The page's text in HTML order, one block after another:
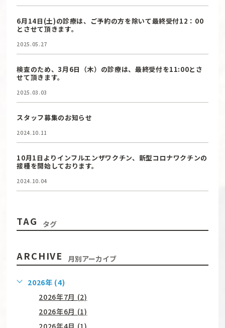
6月14日(土)の診療は、ご予約の方を除いて最終受付12：00
とさせて頂きます。
2025.05.27
検査のため、3月6日（木）の診療は、最終受付を11:00とさ
せて頂きます。
2025.03.03
スタッフ募集のお知らせ
2024.10.11
10月1日よりインフルエンザワクチン、新型コロナワクチンの
接種を開始しております。
2024.10.04
TAG タグ
ARCHIVE 月別アーカイブ
2026年 (4)
2026年7月 (2)
2026年6月 (1)
2026年4月 (1)